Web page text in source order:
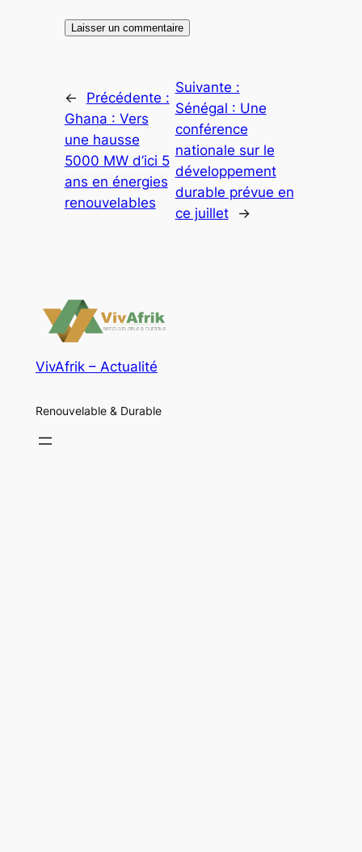
←
Précédente :
Ghana : Vers
une hausse
5000 MW d’ici 5
ans en énergies
renouvelables
Suivante :
Sénégal : Une
conférence
nationale sur le
développement
durable prévue en
ce juillet
→
VivAfrik – Actualité
Renouvelable & Durable